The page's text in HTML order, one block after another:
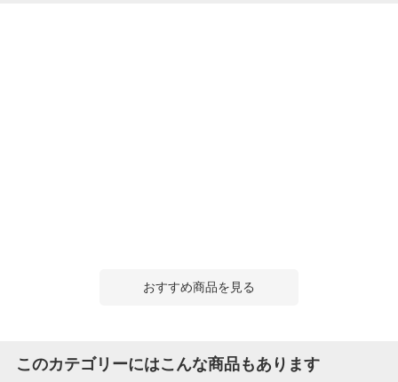
おすすめ商品を見る
このカテゴリーにはこんな商品もあります